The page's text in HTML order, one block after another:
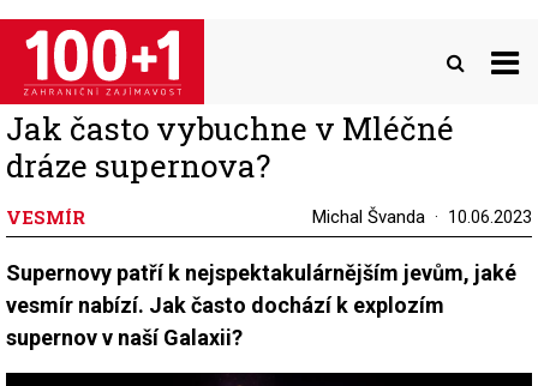
Přejít
hlavnímu
obsahu
Jak často vybuchne v Mléčné
dráze supernova?
VESMÍR Michal Švanda 10.06.2023
Supernovy patří k nejspektakulárnějším jevům, jaké
vesmír nabízí. Jak často dochází k explozím
supernov v naší Galaxii?